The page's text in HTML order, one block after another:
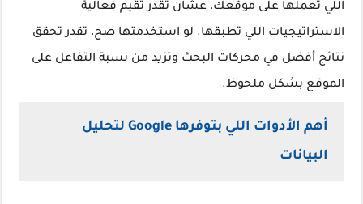
اللي تعملها على موقعك، عشان تقدر تقيم فعالية
الاستراتيجيات اللي تطبقها. لو استخدمتها صح، تقدر تحقق
نتائج أفضل في محركات البحث وتزيد من نسبة التفاعل على
الموقع بشكل ملحوظ.
أهم الأدوات اللي بتوفرها Google لتحليل
البيانات